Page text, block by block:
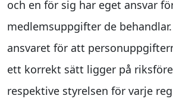
och en för sig har eget ansvar
medlemsuppgifter de
ansvaret för att
ett korrekt sätt ligger på
respektive styrelsen för varje